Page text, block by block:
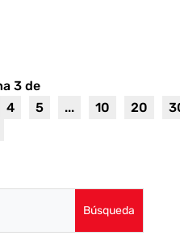
3 de
4 5 ... 10 20